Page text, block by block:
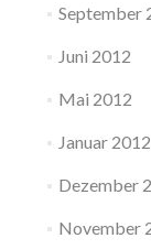
September
Juni 2012
Mai 2012
Januar 2012
Dezember
November